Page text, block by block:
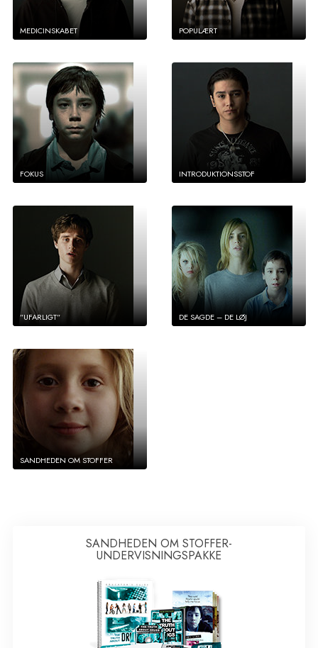
MEDICINSKABET POPULÆRT
FOKUS INTRODUKTIONSSTOF
”UFARLIGT” DE SAGDE – DE LØJ
SANDHEDEN OM STOFFER
SANDHEDEN OM STOFFER-
UNDERVISNINGSPAKKE